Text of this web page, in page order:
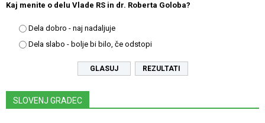
Kaj menite o delu Vlade RS in dr. Roberta Goloba?
Dela dobro - naj nadaljuje
Dela slabo - bolje bi bilo, če odstopi
REZULTATI
SLOVENJ GRADEC